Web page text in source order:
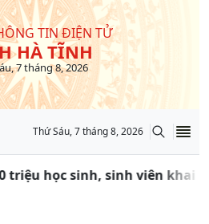
TIN ĐIỆN TỬ
HÀ TĨNH
7 tháng 8, 2026
Thứ Sáu, 7 tháng 8, 2026
học sinh, sinh viên khai